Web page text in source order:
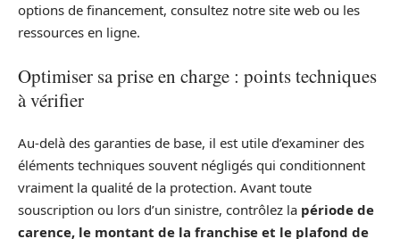
options de financement, consultez notre site web ou les
ressources en ligne.
Optimiser sa prise en charge : points techniques
à vérifier
Au-delà des garanties de base, il est utile d’examiner des
éléments techniques souvent négligés qui conditionnent
vraiment la qualité de la protection. Avant toute
souscription ou lors d’un sinistre, contrôlez la période de
carence, le montant de la franchise et le plafond de